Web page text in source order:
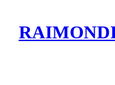
RAIMONDI